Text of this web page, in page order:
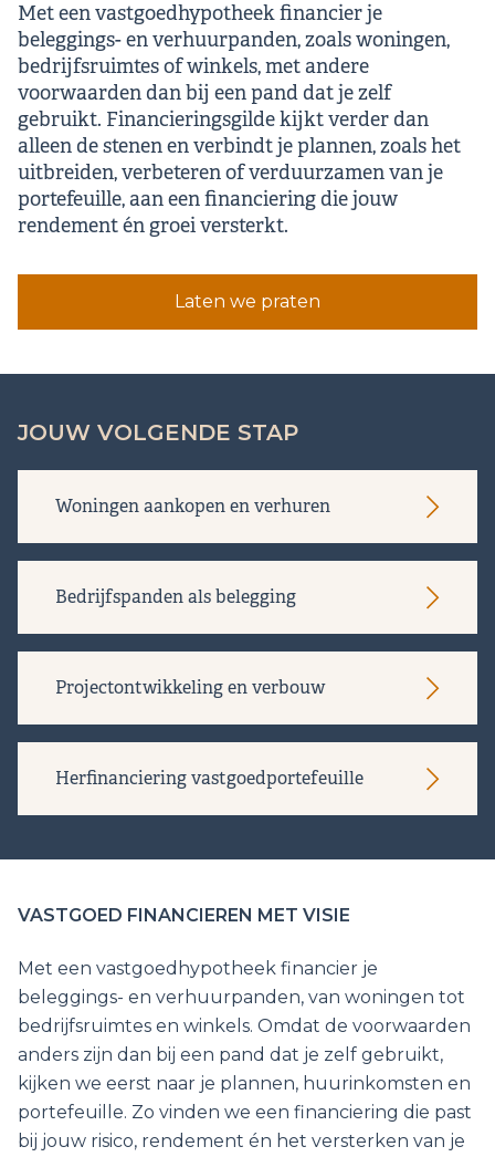
Met een vastgoedhypotheek financier je
beleggings- en verhuurpanden, zoals woningen,
bedrijfsruimtes of winkels, met andere
voorwaarden dan bij een pand dat je zelf
gebruikt. Financieringsgilde kijkt verder dan
alleen de stenen en verbindt je plannen, zoals het
uitbreiden, verbeteren of verduurzamen van je
portefeuille, aan een financiering die jouw
rendement én groei versterkt.
Laten we praten
JOUW VOLGENDE STAP
Woningen aankopen en verhuren
Bedrijfspanden als belegging
Projectontwikkeling en verbouw
Herfinanciering vastgoedportefeuille
VASTGOED FINANCIEREN MET VISIE
Met een vastgoedhypotheek financier je
beleggings- en verhuurpanden, van woningen tot
bedrijfsruimtes en winkels. Omdat de voorwaarden
anders zijn dan bij een pand dat je zelf gebruikt,
kijken we eerst naar je plannen, huurinkomsten en
portefeuille. Zo vinden we een financiering die past
bij jouw risico, rendement én het versterken van je